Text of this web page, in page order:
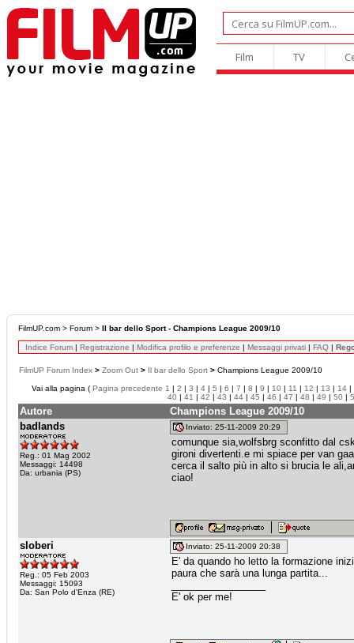
Film TV
FilmUP.com > Forum > Il bar dello Sport - Champions League 2009/10
Indice Forum | Registrazione | Modifica profilo e preferenze | Messaggi privati | FAQ |
FilmUP Forum Index > Zoom Out > Il bar dello Sport > Champions League 2009/10
Vai alla pagina ( Pagina precedente 1 | 2 | 3 | 4 | 5 | 6 | 7 | 8 | 9 | 10 | 11 | 12 | 13 | 14 |
40 | 41 | 42 | 43 | 44 | 45 | 46 | 47 | 48 | 49 | 50 |
Autore
Champions League 2009/10
badlands
Reg.: 01 Mag 2002
Messaggi: 14498
Da: urbania (PS)
Inviato: 25-11-2009 20:29
comunque sia,wolfsbrg sconfitto dal
gironi divertenti.e mi spiace per van
cerca il salto più in alto si brucia le
ciao!
sloberi
Reg.: 05 Feb 2003
Messaggi: 15093
Da: San Polo d'Enza (RE)
Inviato: 25-11-2009 20:38
E' da quando ho letto la formazione
paura che sarà una lunga partita...
E' ok per me!